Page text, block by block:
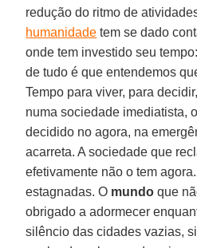
redução do ritmo de
humanidade tem se dado
onde tem investido seu
de tudo é que entendemos
Tempo para viver, para
numa sociedade imediatista,
decidido no agora, na
acarreta. A sociedade que
efetivamente não o tem
estagnadas. O mundo que
obrigado a adormecer
silêncio das cidades vazias,